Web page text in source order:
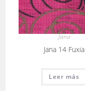
Jana
Jana 14 Fuxia
Leer más